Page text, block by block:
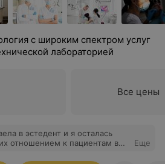
с широким спектром услуг
лабораторией
Все цены
в эстедент и я осталась
отношением к пациентам в
Еще